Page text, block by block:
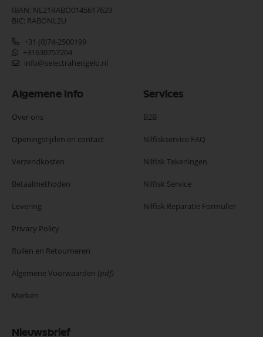
IBAN: NL21RABO0145617629
BIC: RABONL2U
+31 (0)74-2500199
+31630757204
info@selectrahengelo.nl
Algemene Info
Over ons
Openingstijden en contact
Verzendkosten
Betaalmethoden
Levering
Privacy Policy
Ruilen en Retourneren
Algemene Voorwaarden (pdf)
Merken
Services
B2B
Nilfiskservice FAQ
Nilfisk Tekeningen
Nilfisk Service
Nilfisk Reparatie Formulier
Nieuwsbrief